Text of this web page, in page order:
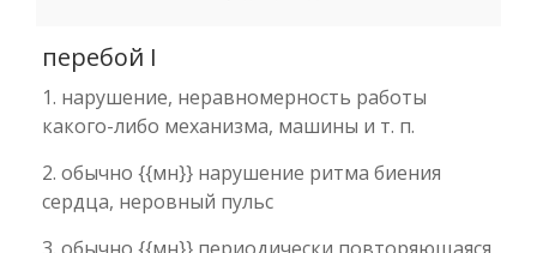
перебой I
1. нарушение, неравномерность работы
какого-либо механизма, машины и т. п.
2. обычно {{мн}} нарушение ритма биения
сердца, неровный пульс